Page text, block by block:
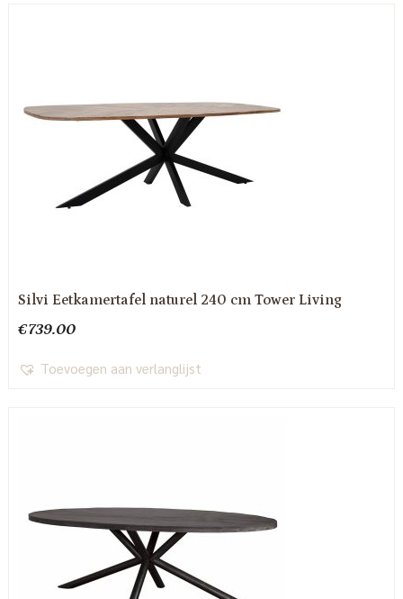
Silvi Eetkamertafel naturel 240 cm Tower Living
€739.00
Toevoegen aan verlanglijst